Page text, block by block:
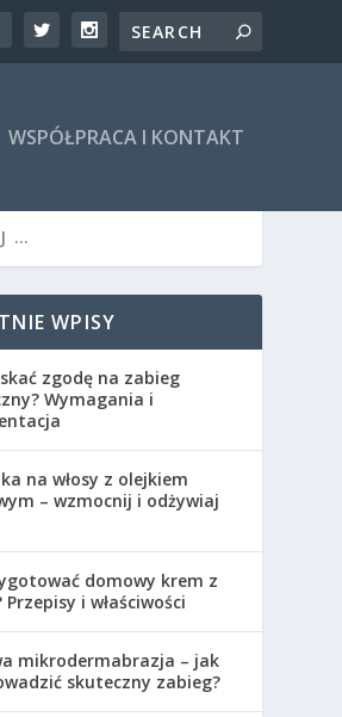
WSPÓŁPRACA I KONTAKT
WPISY
zgodę na zabieg
Wymagania i
na włosy z olejkiem
– wzmocnij i odżywiaj
domowy krem z
Przepisy i właściwości
mikrodermabrazja – jak
skuteczny zabieg?